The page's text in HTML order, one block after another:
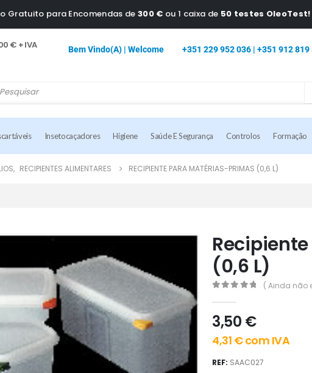
Gratuito para Encomendas de300 € ou 1 caixa de 50 testes OleoTest!
€ + IVA Bem Vindo(a) | Welcome +351 229 952 036 | +351 912 819
Insetocaçadores Higiene Saúde E Segurança Controlos Formação
, RECIPIENTES ALIMENTARES RECIPIENTE PARA MATÉRIAS-PRIMAS (0,6 L)
(0,6 L)
( Ainda não
3,50 €
4,31 €com IVA
REF: SAAC027